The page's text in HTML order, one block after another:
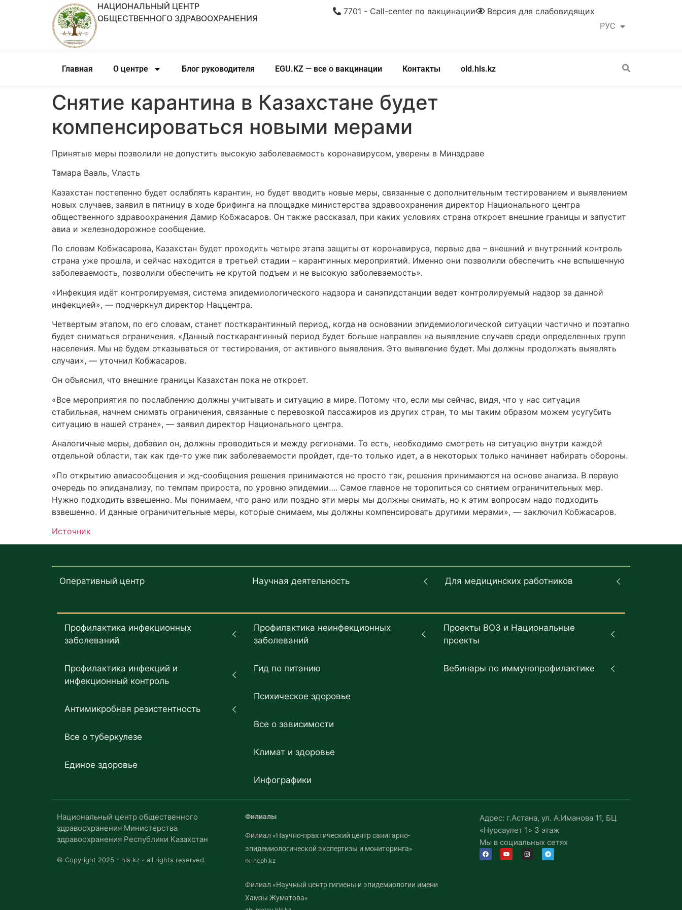
НАЦИОНАЛЬНЫЙ ЦЕНТР
ОБЩЕСТВЕННОГО ЗДРАВООХРАНЕНИЯ
РУС
ҚАЗ
Версия для слабовидящих
7701 - Call-center по вакцинации
Главная О центре Блог руководителя EGU.KZ — все о вакцинации Контакты old.hls.kz
Снятие карантина в Казахстане будет
компенсироваться новыми мерами
Принятые меры позволили не допустить высокую заболеваемость коронавирусом, уверены в Минздраве
Тамара Вааль, Vласть
Казахстан постепенно будет ослаблять карантин, но будет вводить новые меры, связанные с дополнительным тестированием и выявлением
новых случаев, заявил в пятницу в ходе брифинга на площадке министерства здравоохранения директор Национального центра
общественного здравоохранения Дамир Кобжасаров. Он также рассказал, при каких условиях страна откроет внешние границы и запустит
авиа и железнодорожное сообщение.
По словам Кобжасарова, Казахстан будет проходить четыре этапа защиты от коронавируса, первые два – внешний и внутренний контроль
страна уже прошла, и сейчас находится в третьей стадии – карантинных мероприятий. Именно они позволили обеспечить «не вспышечную
заболеваемость, позволили обеспечить не крутой подъем и не высокую заболеваемость».
«Инфекция идёт контролируемая, система эпидемиологического надзора и санэпидстанции ведет контролируемый надзор за данной
инфекцией», — подчеркнул директор Наццентра.
Четвертым этапом, по его словам, станет посткарантинный период, когда на основании эпидемиологической ситуации частично и поэтапно
будет сниматься ограничения. «Данный посткарантинный период будет больше направлен на выявление случаев среди определенных групп
населения. Мы не будем отказываться от тестирования, от активного выявления. Это выявление будет. Мы должны продолжать выявлять
случаи», — уточнил Кобжасаров.
Он объяснил, что внешние границы Казахстан пока не откроет.
«Все мероприятия по послаблению должны учитывать и ситуацию в мире. Потому что, если мы сейчас, видя, что у нас ситуация
стабильная, начнем снимать ограничения, связанные с перевозкой пассажиров из других стран, то мы таким образом можем усугубить
ситуацию в нашей стране», — заявил директор Национального центра.
Аналогичные меры, добавил он, должны проводиться и между регионами. То есть, необходимо смотреть на ситуацию внутри каждой
отдельной области, так как где-то уже пик заболеваемости пройдет, где-то только идет, а в некоторых только начинает набирать обороны.
«По открытию авиасообщения и жд-сообщения решения принимаются не просто так, решения принимаются на основе анализа. В первую
очередь по эпиданализу, по темпам прироста, по уровню эпидемии…. Самое главное не торопиться со снятием ограничительных мер.
Нужно подходить взвешенно. Мы понимаем, что рано или поздно эти меры мы должны снимать, но к этим вопросам надо подходить
взвешенно. И данные ограничительные меры, которые снимаем, мы должны компенсировать другими мерами», — заключил Кобжасаров.
Источник
Оперативный центр Научная деятельность Для медицинских работников
Профилактика инфекционных
заболеваний
Профилактика инфекций и
инфекционный контроль
Антимикробная резистентность
Все о туберкулезе
Единое здоровье
Профилактика неинфекционных
заболеваний
Гид по питанию
Психическое здоровье
Все о зависимости
Климат и здоровье
Инфографики
Проекты ВОЗ и Национальные
проекты
Вебинары по иммунопрофилактике
Национальный центр общественного
здравоохранения Министерства
здравоохранения Республики Казахстан
© Copyright 2025 - hls.kz - all rights reserved.
Филиалы
Филиал «Научно-практический центр санитарно-
эпидемиологической экспертизы и мониторинга»
rk-ncph.kz
Филиал «Научный центр гигиены и эпидемиологии имени
Хамзы Жуматова»
Адрес: г.Астана, ул. А.Иманова 11, БЦ
«Нурсаулет 1» 3 этаж
Мы в социальных сетях